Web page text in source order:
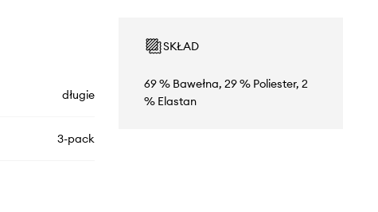
długie
3-pack
SKŁAD
69 % Bawełna, 29 % Poliester, 2
% Elastan